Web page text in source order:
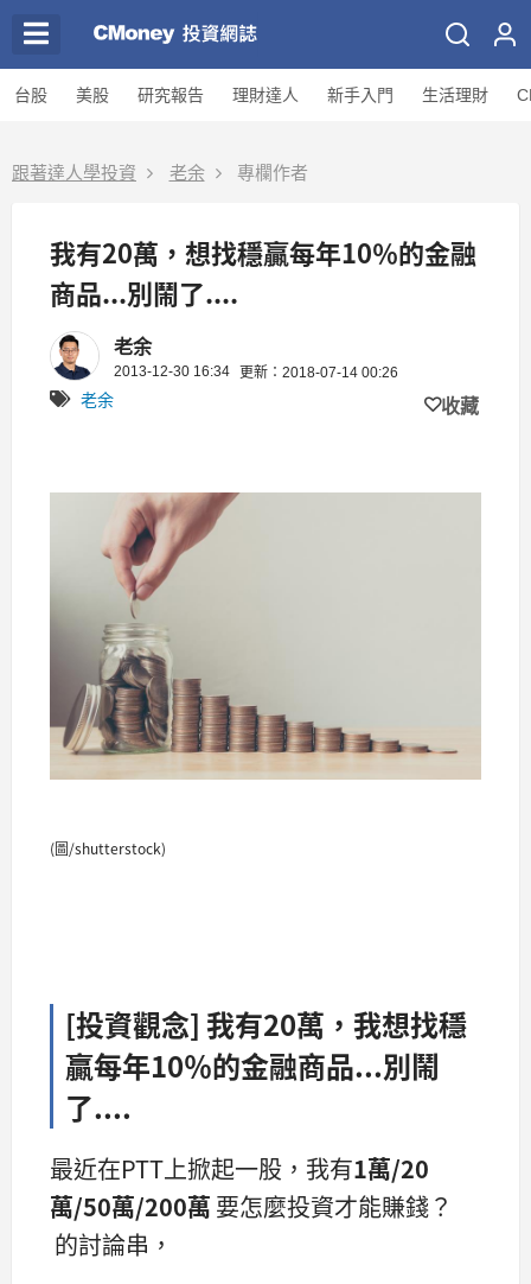
台股 美股 研究報告 理財達人 新手入門 生活理財
跟著達人學投資 老余 專欄作者
我有20萬，想找穩贏每年10％的金融
商品...別鬧了....
老余
2013-12-30 16:34 更新：2018-07-14 00:26
老余 收藏
(圖/shutterstock)
[投資觀念] 我有20萬，我想找穩
贏每年10％的金融商品...別鬧
了....
最近在PTT上掀起一股，我有1萬/20
萬/50萬/200萬 要怎麼投資才能賺錢？
的討論串，